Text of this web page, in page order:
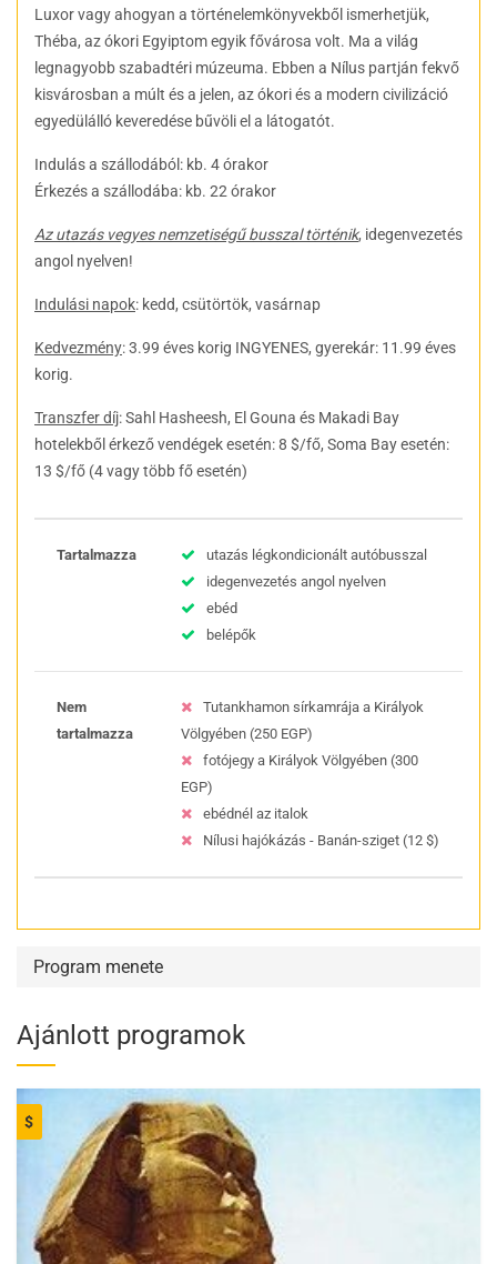
Luxor vagy ahogyan a történelemkönyvekből ismerhetjük,
Théba, az ókori Egyiptom egyik fővárosa volt. Ma a világ
legnagyobb szabadtéri múzeuma. Ebben a Nílus partján fekvő
kisvárosban a múlt és a jelen, az ókori és a modern civilizáció
egyedülálló keveredése bűvöli el a látogatót.
Indulás a szállodából: kb. 4 órakor
Érkezés a szállodába: kb. 22 órakor
Az utazás vegyes nemzetiségű busszal történik, idegenvezetés
angol nyelven!
Indulási napok: kedd, csütörtök, vasárnap
Kedvezmény: 3.99 éves korig INGYENES, gyerekár: 11.99 éves
korig.
Transzfer díj: Sahl Hasheesh, El Gouna és Makadi Bay
hotelekből érkező vendégek esetén: 8 $/fő, Soma Bay esetén:
13 $/fő (4 vagy több fő esetén)
Tartalmazza
utazás légkondicionált autóbusszal
idegenvezetés angol nyelven
ebéd
belépők
Nem
tartalmazza
Tutankhamon sírkamrája a Királyok
Völgyében (250 EGP)
fotójegy a Királyok Völgyében (300
EGP)
ebédnél az italok
Nílusi hajókázás - Banán-sziget (12 $)
Program menete
Ajánlott programok
$